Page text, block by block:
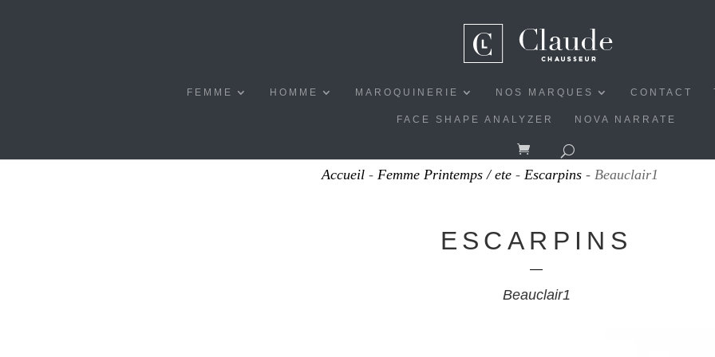
FEMME HOMME MAROQUINERIE NOS MARQUES CONTACT
FACE SHAPE ANALYZER NOVA NARRATE
Accueil - Femme Printemps / ete - Escarpins - Beauclair1
ESCARPINS
Beauclair1